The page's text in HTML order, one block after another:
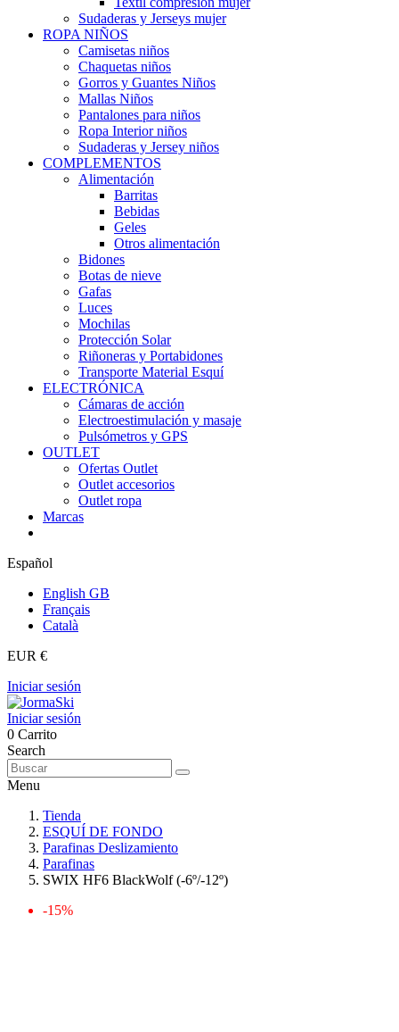
Sudaderas y Jerseys mujer
ROPA NIÑOS
Camisetas niños
Chaquetas niños
Gorros y Guantes Niños
Mallas Niños
Pantalones para niños
Ropa Interior niños
Sudaderas y Jersey niños
COMPLEMENTOS
Alimentación
Barritas
Bebidas
Geles
Otros alimentación
Bidones
Botas de nieve
Gafas
Luces
Mochilas
Protección Solar
Riñoneras y Portabidones
Transporte Material Esquí
ELECTRÓNICA
Cámaras de acción
Electroestimulación y masaje
Pulsómetros y GPS
OUTLET
Ofertas Outlet
Outlet accesorios
Outlet ropa
Marcas
Español
English GB
Français
Català
EUR €
Iniciar sesión
Iniciar sesión
0 Carrito
Search
Menu
Tienda
ESQUÍ DE FONDO
Parafinas Deslizamiento
Parafinas
SWIX HF6 BlackWolf (-6º/-12º)
-15%